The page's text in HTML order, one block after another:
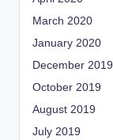
March 2020
January 2020
December 2019
October 2019
August 2019
July 2019